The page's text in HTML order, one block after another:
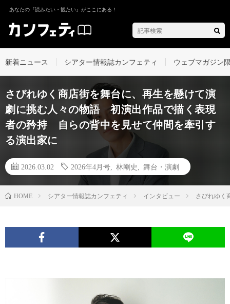
あなたの『読みたい・観たい』がここにある！
新着ニュース シアター情報誌カンフェティ ウェブマガジン
さびれゆく商店街を舞台に、再生を懸けて演
劇に挑む人々の物語 初演出作品で描く表現
者の矜持 自らの背中を見せて仲間を牽引す
る演出家に
2026.03.02 2026年4月号 林剛史 舞台・演劇
HOME シアター情報誌カンフェティ インタビュー さびれゆく